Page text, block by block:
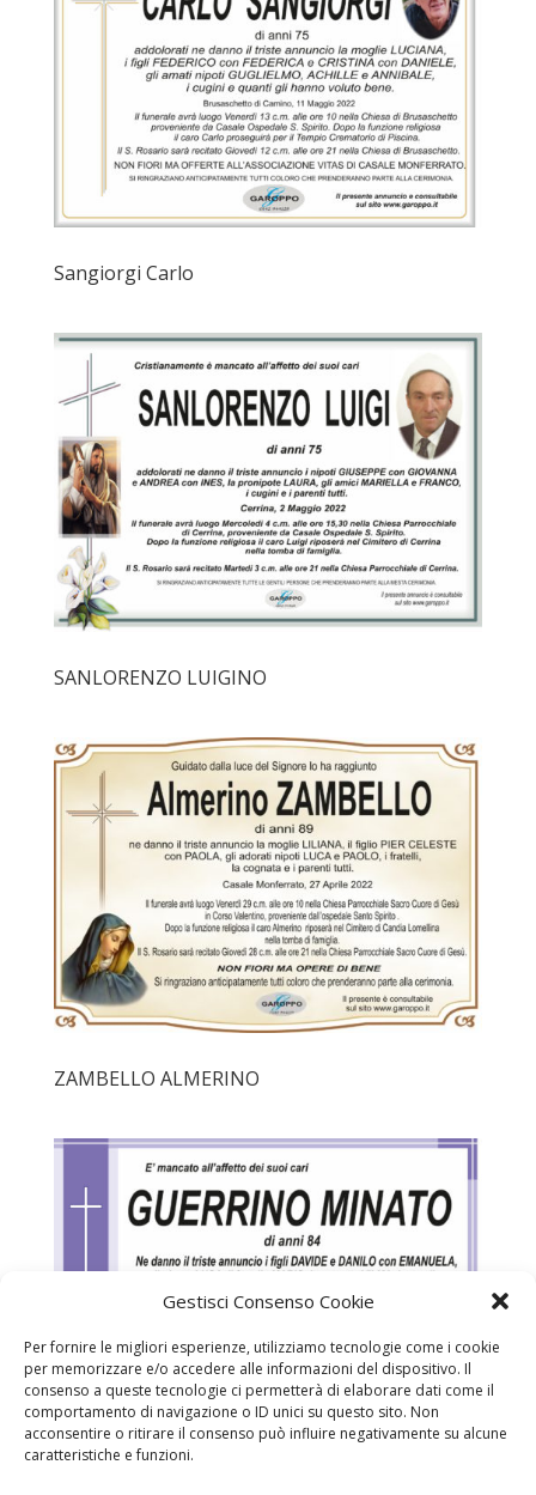
Gestisci Consenso Cookie
Per fornire le migliori esperienze, utilizziamo tecnologie come i cookie
per memorizzare e/o accedere alle informazioni del dispositivo. Il
consenso a queste tecnologie ci permetterà di elaborare dati come il
comportamento di navigazione o ID unici su questo sito. Non
acconsentire o ritirare il consenso può influire negativamente su alcune
caratteristiche e funzioni.
Sangiorgi Carlo
SANLORENZO LUIGINO
ZAMBELLO ALMERINO